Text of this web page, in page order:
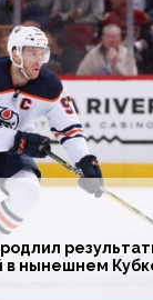
в нынешнем